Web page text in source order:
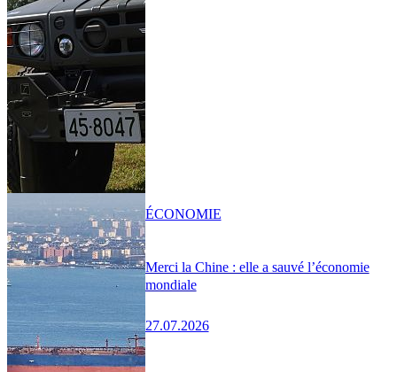
Merci la Chine : elle a sauvé l’économie
mondiale
27.07.2026
ÉCONOMIE